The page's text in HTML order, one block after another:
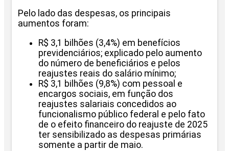
Pelo lado das despesas, os principais
aumentos foram:
R$ 3,1 bilhões (3,4%) em benefícios
previdenciários; explicado pelo aumento
do número de beneficiários e pelos
reajustes reais do salário mínimo;
R$ 3,1 bilhões (9,8%) com pessoal e
encargos sociais, em função dos
reajustes salariais concedidos ao
funcionalismo público federal e pelo fato
de o efeito financeiro do reajuste de 2025
ter sensibilizado as despesas primárias
somente a partir de maio.